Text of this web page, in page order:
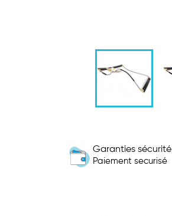
Garanties sécurité
Paiement securisé